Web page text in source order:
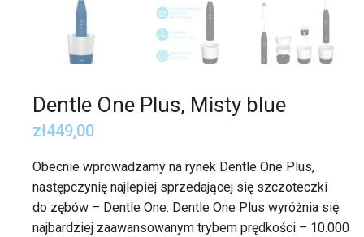
Dentle One Plus, Misty blue
zł449,00
Obecnie wprowadzamy na rynek Dentle One Plus,
następczynię najlepiej sprzedającej się szczoteczki
do zębów – Dentle One. Dentle One Plus wyróżnia się
najbardziej zaawansowanym trybem prędkości – 10.000